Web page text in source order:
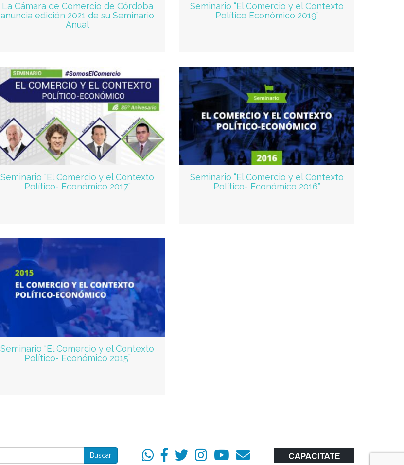
La Cámara de Comercio de Córdoba
anuncia edición 2021 de su Seminario
Anual
Seminario “El Comercio y el Contexto
Político Económico 2019”
Seminario “El Comercio y el Contexto
Político- Económico 2017”
Seminario “El Comercio y el Contexto
Político- Económico 2016”
Seminario “El Comercio y el Contexto
Político- Económico 2015”